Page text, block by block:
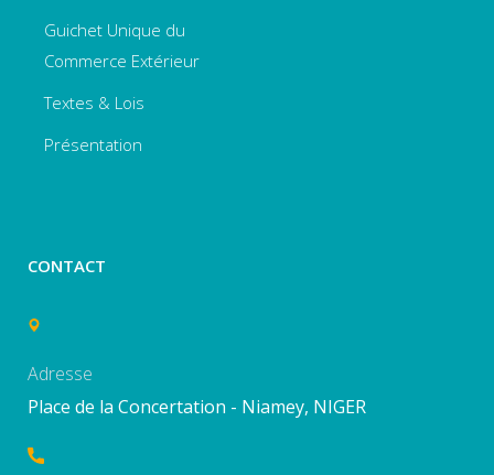
Guichet Unique du
Commerce Extérieur
Textes & Lois
Présentation
CONTACT
Adresse
Place de la Concertation - Niamey, NIGER